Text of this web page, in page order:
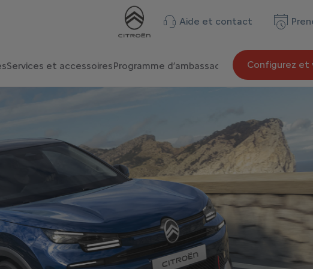
Aide et contact
Services et accessoiresProgramme d’ambassadeurs Configurez et